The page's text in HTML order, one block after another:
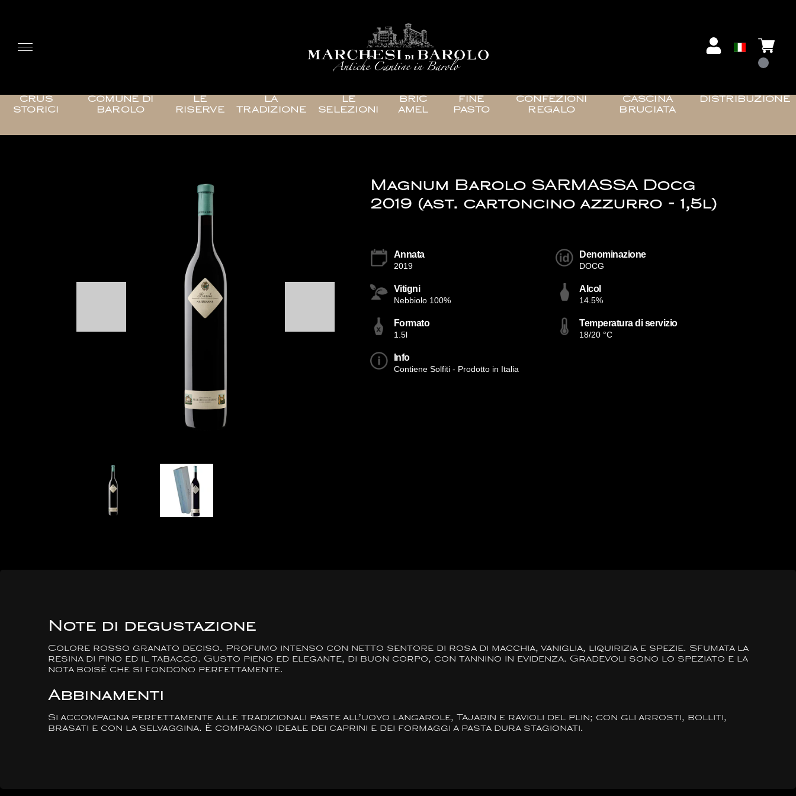
CRUS
STORICI
COMUNE DI
BAROLO
LE
RISERVE
LA
TRADIZIONE
LE
SELEZIONI
BRIC
AMEL
FINE
PASTO
CONFEZIONI
REGALO
CASCINA
BRUCIATA
DISTRIBUZIONE
Magnum Barolo SARMASSA Docg
2019 (ast. cartoncino azzurro - 1,5l)
Annata
2019
Denominazione
DOCG
Vitigni
Nebbiolo 100%
Alcol
14.5%
Formato
1.5l
Temperatura di servizio
18/20 °C
Info
Contiene Solfiti - Prodotto in Italia
Note di degustazione
Colore rosso granato deciso. Profumo intenso con netto sentore di rosa di macchia, vaniglia, liquirizia e spezie. Sfumata la
resina di pino ed il tabacco. Gusto pieno ed elegante, di buon corpo, con tannino in evidenza. Gradevoli sono lo speziato e la
nota boisé che si fondono perfettamente.
Abbinamenti
Si accompagna perfettamente alle tradizionali paste all’uovo langarole, Tajarin e ravioli del plin; con gli arrosti, bolliti,
brasati e con la selvaggina. È compagno ideale dei caprini e dei formaggi a pasta dura stagionati.